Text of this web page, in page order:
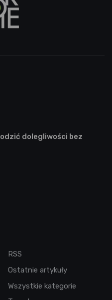
dolegliwości bez
RSS
Ostatnie artykuły
Wszystkie kategorie